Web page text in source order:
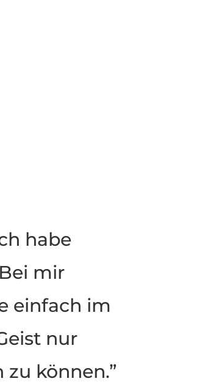
habe
mir
einfach im
nur
können.”